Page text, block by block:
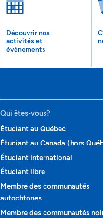
Découvrir nos
activités et
événements
Qui êtes-vous?
Étudiant au Québec
Étudiant au Canada (hors
Étudiant international
Étudiant libre
Membre des communautés
autochtones
Membre des communautés